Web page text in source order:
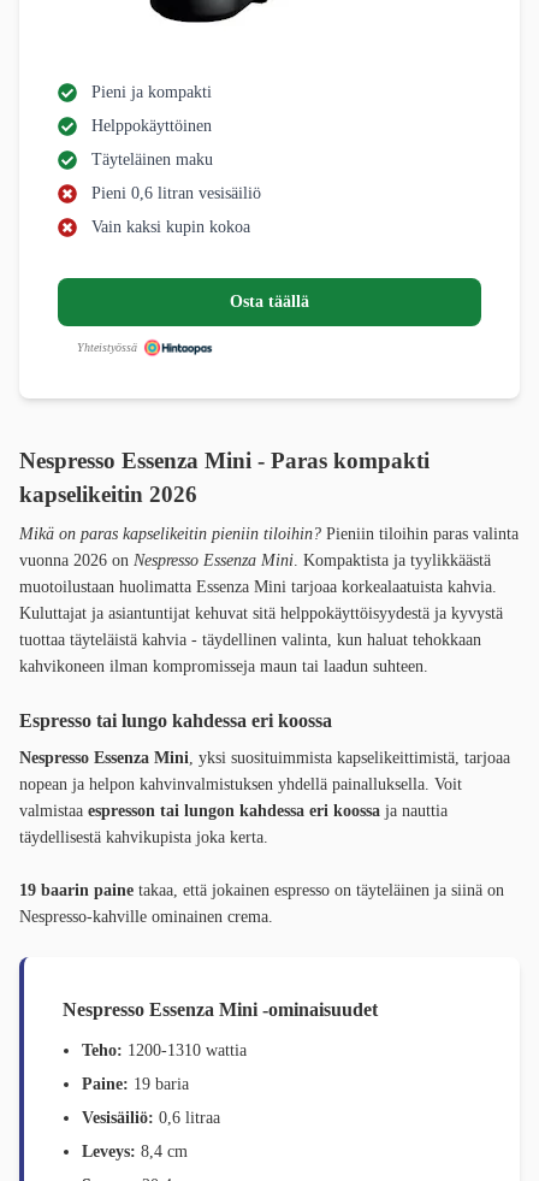
Pieni ja kompakti
Helppokäyttöinen
Täyteläinen maku
Pieni 0,6 litran vesisäiliö
Vain kaksi kupin kokoa
Osta täällä
Yhteistyössä
Nespresso Essenza Mini - Paras kompakti
kapselikeitin 2026
Mikä on paras kapselikeitin pieniin tiloihin? Pieniin tiloihin paras valinta
vuonna 2026 on Nespresso Essenza Mini . Kompaktista ja tyylikkäästä
muotoilustaan huolimatta Essenza Mini tarjoaa korkealaatuista kahvia.
Kuluttajat ja asiantuntijat kehuvat sitä helppokäyttöisyydestä ja kyvystä
tuottaa täyteläistä kahvia - täydellinen valinta, kun haluat tehokkaan
kahvikoneen ilman kompromisseja maun tai laadun suhteen.
Espresso tai lungo kahdessa eri koossa
Nespresso Essenza Mini , yksi suosituimmista kapselikeittimistä, tarjoaa
nopean ja helpon kahvinvalmistuksen yhdellä painalluksella. Voit
valmistaa espresson tai lungon kahdessa eri koossa ja nauttia
täydellisestä kahvikupista joka kerta.
19 baarin paine takaa, että jokainen espresso on täyteläinen ja siinä on
Nespresso-kahville ominainen crema.
Nespresso Essenza Mini -ominaisuudet
Teho: 1200-1310 wattia
Paine: 19 baria
Vesisäiliö: 0,6 litraa
Leveys: 8,4 cm